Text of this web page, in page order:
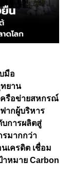
มือ
ยาน
ครือข่ายสหกรณ์
ากผู้บริหาร
การผลิตสู่
รมากกว่า
เครดิต เชื่อม
าหมาย Carbon